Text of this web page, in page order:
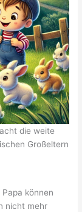
die weite
Großeltern
können
nicht mehr